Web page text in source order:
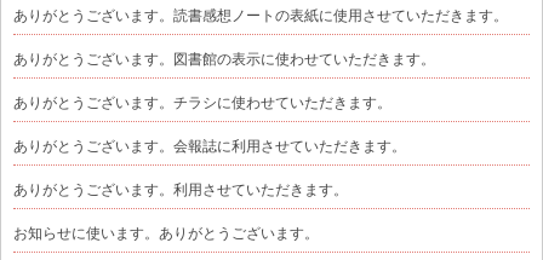
ありがとうございます。読書感想ノートの表紙に使用させていただきます。
ありがとうございます。図書館の表示に使わせていただきます。
ありがとうございます。チラシに使わせていただきます。
ありがとうございます。会報誌に利用させていただきます。
ありがとうございます。利用させていただきます。
お知らせに使います。ありがとうございます。